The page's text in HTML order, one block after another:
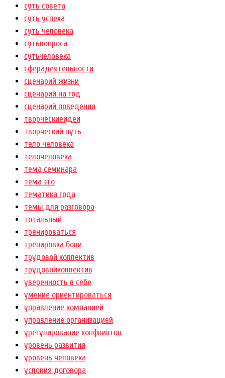
суть совета
суть успеха
суть человека
сутьвопроса
сутьчеловека
сферадеятельности
сценарий жизни
сценарий на год
сценарий поведения
творческиеидеи
творческий путь
тело человека
телочеловека
тема семинара
тема это
тематика года
темы для разговора
тотальный
тренироваться
тренировка боли
трудовой коллектив
трудовойколлектив
уверенность в себе
умение ориентироваться
управление компанией
управление организацией
урегулирование конфликтов
уровень развития
уровень человека
условия договора